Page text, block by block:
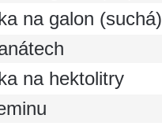
na galon (suchá)
na hektolitry